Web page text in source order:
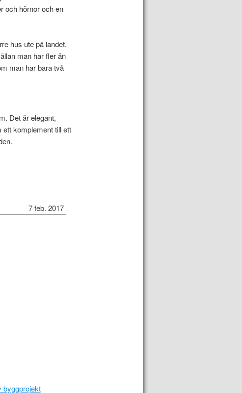
och hörnor och en
hus ute på landet.
man har fler än
man har bara två
Det är elegant,
komplement till ett
7 feb. 2017
byggprojekt